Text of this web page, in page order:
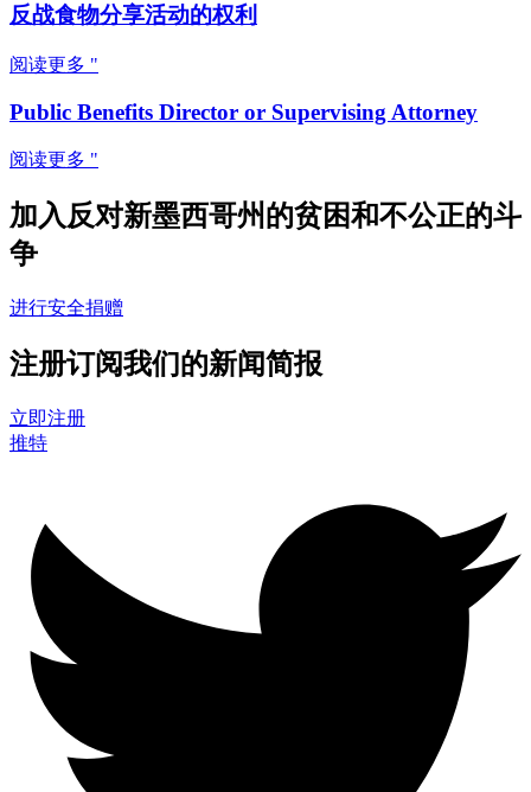
反战食物分享活动的权利
阅读更多 "
Public Benefits Director or Supervising Attorney
阅读更多 "
加入反对新墨西哥州的贫困和不公正的斗
争
进行安全捐赠
注册订阅我们的新闻简报
立即注册
推特